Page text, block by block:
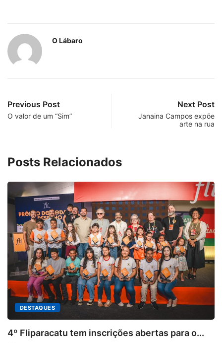
O Lábaro
Previous Post
O valor de um “Sim”
Next Post
Janaina Campos expõe
arte na rua
Posts Relacionados
inscrições abertas para o...